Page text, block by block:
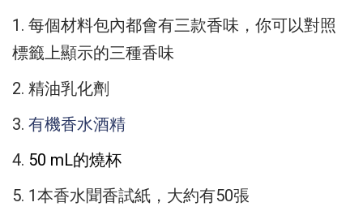
1. 每個材料包內都會有三款香味， 你可以對照
標籤上顯示的三種香味
2. 精油乳化劑
3. 有機香水酒精
4. 50 mL的燒杯
5. 1本香水聞香試紙，大約有50張